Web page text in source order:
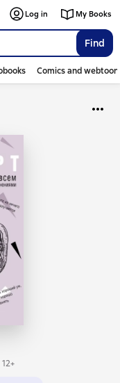
Find
Log in My Books
Comics and
12+